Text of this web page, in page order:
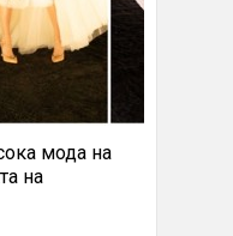
мода на
на